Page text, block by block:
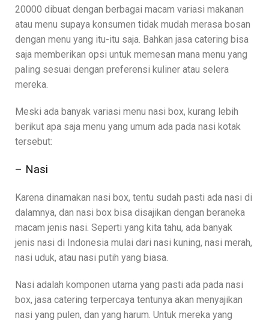
20000 dibuat dengan berbagai macam variasi makanan
atau menu supaya konsumen tidak mudah merasa bosan
dengan menu yang itu-itu saja. Bahkan jasa catering bisa
saja memberikan opsi untuk memesan mana menu yang
paling sesuai dengan preferensi kuliner atau selera
mereka.
Meski ada banyak variasi menu nasi box, kurang lebih
berikut apa saja menu yang umum ada pada nasi kotak
tersebut:
– Nasi
Karena dinamakan nasi box, tentu sudah pasti ada nasi di
dalamnya, dan nasi box bisa disajikan dengan beraneka
macam jenis nasi. Seperti yang kita tahu, ada banyak
jenis nasi di Indonesia mulai dari nasi kuning, nasi merah,
nasi uduk, atau nasi putih yang biasa.
Nasi adalah komponen utama yang pasti ada pada nasi
box, jasa catering terpercaya tentunya akan menyajikan
nasi yang pulen, dan yang harum. Untuk mereka yang